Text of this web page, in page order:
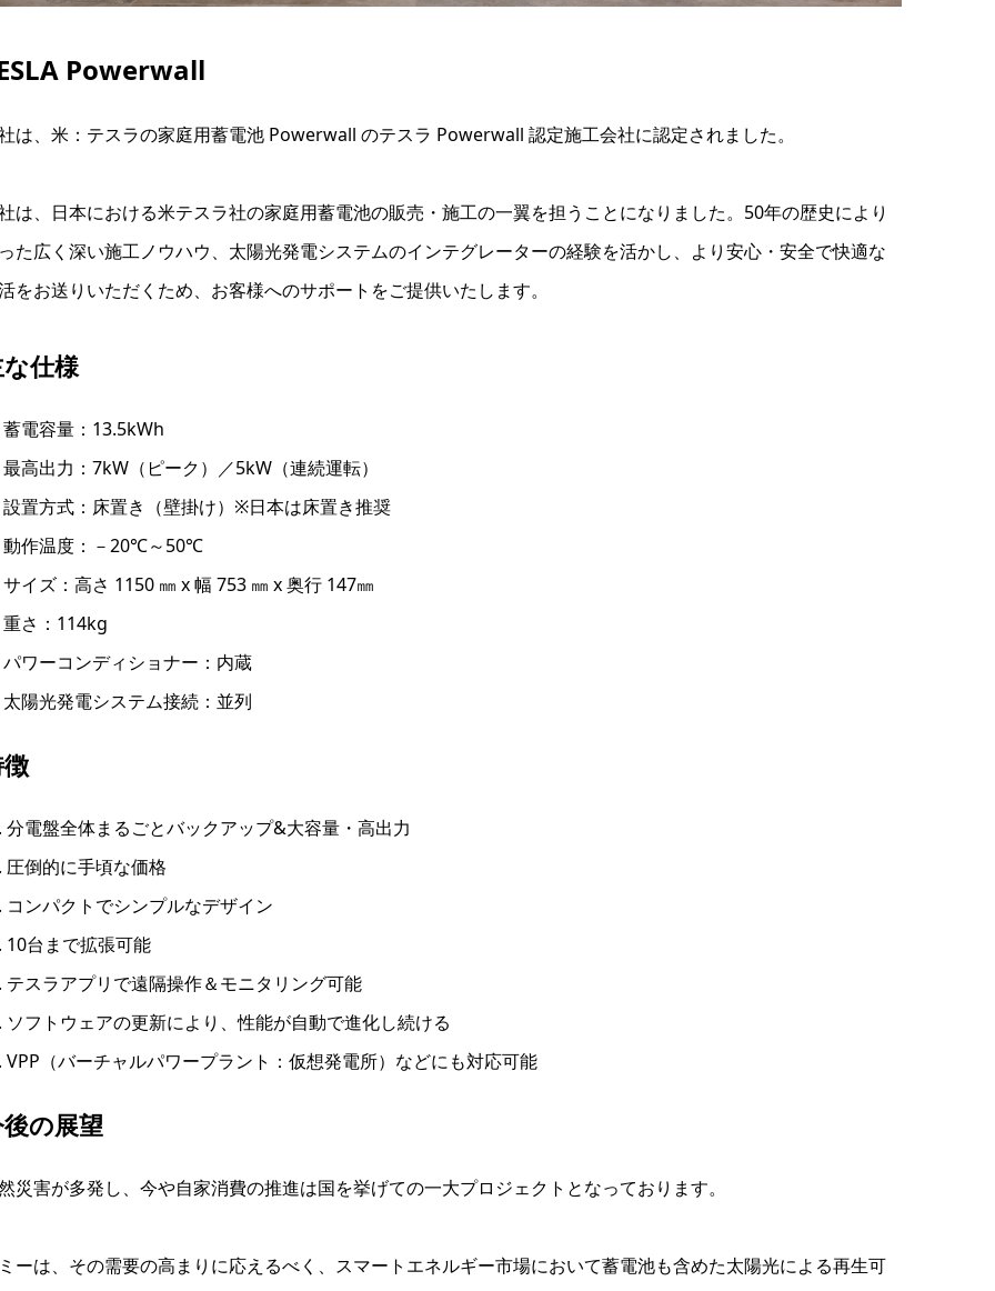
Powerwall
は、米：テスラの家庭用蓄電池 Powerwall のテスラ Powerwall 認定施工会社に認定されました。
は、日本における米テスラ社の家庭用蓄電池の販売・施工の一翼を担うことになりました。50年の歴史により
た広く深い施工ノウハウ、太陽光発電システムのインテグレーターの経験を活かし、より安心・安全で快適な
をお送りいただくため、お客様へのサポートをご提供いたします。
仕様
蓄電容量：13.5kWh
最高出力：7kW（ピーク）／5kW（連続運転）
設置方式：床置き（壁掛け）※日本は床置き推奨
動作温度：－20℃～50℃
サイズ：高さ 1150 ㎜ x 幅 753 ㎜ x 奥行 147㎜
重さ：114kg
パワーコンディショナー：内蔵
太陽光発電システム接続：並列
分電盤全体まるごとバックアップ&大容量・高出力
圧倒的に手頃な価格
コンパクトでシンプルなデザイン
10台まで拡張可能
テスラアプリで遠隔操作＆モニタリング可能
ソフトウェアの更新により、性能が自動で進化し続ける
VPP（バーチャルパワープラント：仮想発電所）などにも対応可能
の展望
災害が多発し、今や自家消費の推進は国を挙げての一大プロジェクトとなっております。
ーは、その需要の高まりに応えるべく、スマートエネルギー市場において蓄電池も含めた太陽光による再生可